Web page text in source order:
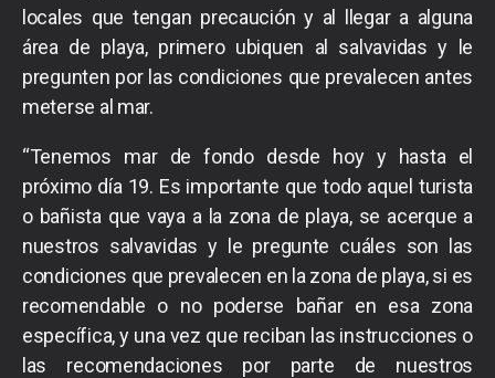
locales que tengan precaución y al llegar a alguna
área de playa, primero ubiquen al salvavidas y le
pregunten por las condiciones que prevalecen antes
meterse al mar.
“Tenemos mar de fondo desde hoy y hasta el
próximo día 19. Es importante que todo aquel turista
o bañista que vaya a la zona de playa, se acerque a
nuestros salvavidas y le pregunte cuáles son las
condiciones que prevalecen en la zona de playa, si es
recomendable o no poderse bañar en esa zona
específica, y una vez que reciban las instrucciones o
las recomendaciones por parte de nuestros